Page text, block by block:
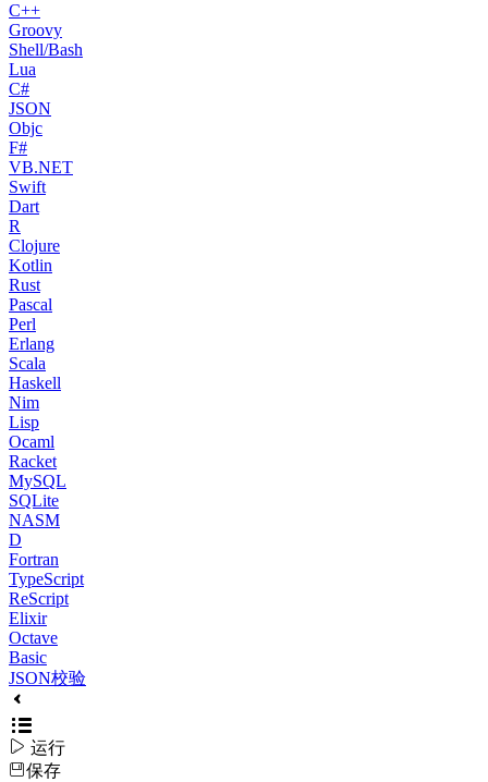
C++
Groovy
Shell/Bash
Lua
C#
JSON
Objc
F#
VB.NET
Swift
Dart
R
Clojure
Kotlin
Rust
Pascal
Perl
Erlang
Scala
Haskell
Nim
Lisp
Ocaml
Racket
MySQL
SQLite
NASM
D
Fortran
TypeScript
ReScript
Elixir
Octave
Basic
JSON校验
 运行
保存